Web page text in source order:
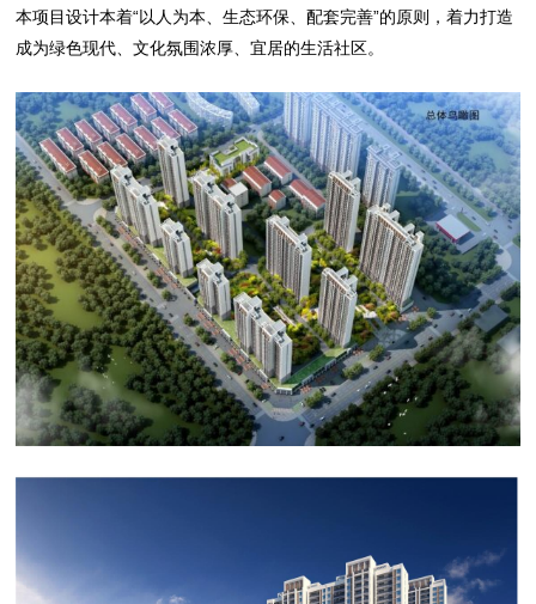
本项目设计本着“以人为本、生态环保、配套完善”的原则，着力打造
成为绿色现代、文化氛围浓厚、宜居的生活社区。